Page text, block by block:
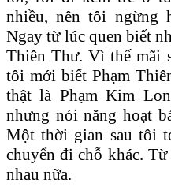
nhiều, nên tôi ngừng
Ngay từ lúc quen biết
Thiên Thư. Vì thế mãi
tôi mới biết Phạm
thật là Phạm Kim
nhưng nói năng hoạt
Một thời gian sau tôi
chuyển đi chỗ khác.
nhau nữa.